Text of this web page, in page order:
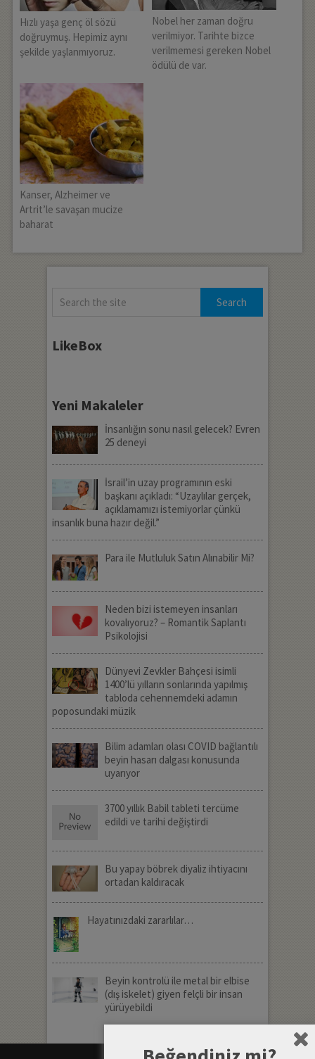
Hızlı yaşa genç öl sözü
doğruymuş. Hepimiz aynı
şekilde yaşlanmıyoruz.
Nobel her zaman doğru
verilmiyor. Tarihte bizce
verilmemesi gereken Nobel
ödülü de var.
Kanser, Alzheimer ve
Artrit’le savaşan mucize
baharat
LikeBox
Yeni Makaleler
İnsanlığın sonu nasıl gelecek? Evren
25 deneyi
İsrail’in uzay programının eski
başkanı açıkladı: “Uzaylılar gerçek,
açıklamamızı istemiyorlar çünkü
insanlık buna hazır değil.”
Para ile Mutluluk Satın Alınabilir Mi?
Neden bizi istemeyen insanları
kovalıyoruz? – Romantik Saplantı
Psikolojisi
Dünyevi Zevkler Bahçesi isimli
1400’lü yılların sonlarında yapılmış
tabloda cehennemdeki adamın
poposundaki müzik
Bilim adamları olası COVID bağlantılı
beyin hasarı dalgası konusunda
uyarıyor
3700 yıllık Babil tableti tercüme
edildi ve tarihi değiştirdi
Bu yapay böbrek diyaliz ihtiyacını
ortadan kaldıracak
Hayatınızdaki zararlılar…
Beyin kontrolü ile metal bir elbise
(dış iskelet) giyen felçli bir insan
yürüyebildi